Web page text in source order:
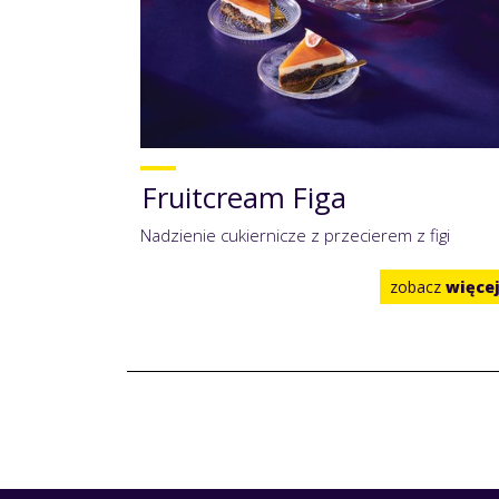
Fruitcream Figa
Nadzienie cukiernicze z przecierem z figi
zobacz więcej